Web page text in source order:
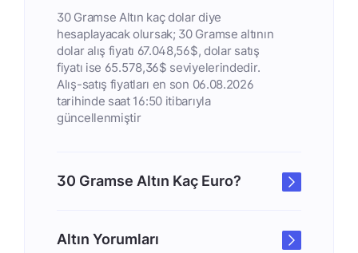
30 Gramse Altın kaç dolar diye
hesaplayacak olursak; 30 Gramse altının
dolar alış fiyatı 67.048,56$, dolar satış
fiyatı ise 65.578,36$ seviyelerindedir.
Alış-satış fiyatları en son 06.08.2026
tarihinde saat 16:50 itibarıyla
güncellenmiştir
30 Gramse Altın Kaç Euro?
Altın Yorumları